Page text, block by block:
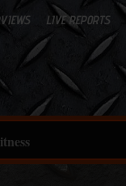
LIVE REPORTS